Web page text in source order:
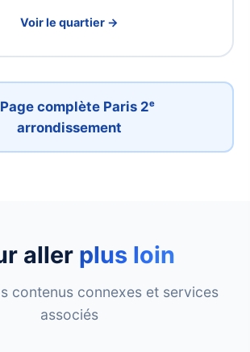
Voir le quartier →
complète Paris 2ᵉ
arrondissement
aller plus loin
contenus connexes et services
associés